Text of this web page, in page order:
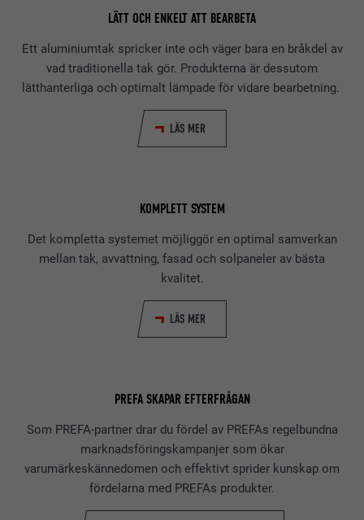
LÄTT OCH ENKELT ATT BEARBETA
Ett aluminiumtak spricker inte och väger bara en bråkdel av
vad traditionella tak gör. Produkterna är dessutom
lätthanterliga och optimalt lämpade för vidare bearbetning.
LÄS MER
KOMPLETT SYSTEM
Det kompletta systemet möjliggör en optimal samverkan
mellan tak, avvattning, fasad och solpaneler av bästa
kvalitet.
LÄS MER
PREFA SKAPAR EFTERFRÅGAN
Som PREFA-partner drar du fördel av PREFAs regelbundna
marknadsföringskampanjer som ökar
varumärkeskännedomen och effektivt sprider kunskap om
fördelarna med PREFAs produkter.